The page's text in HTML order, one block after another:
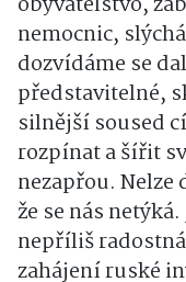
nemocnic,
dozvídáme se
představitelné,
silnější soused
rozpínat a šířit
nezapřou. Nelze
že se nás
nepříliš
zahájení ruské